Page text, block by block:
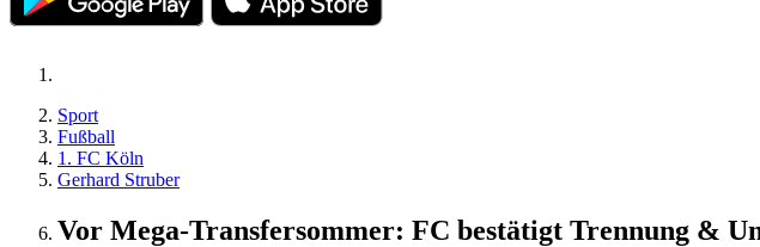
Sport
Fußball
1. FC Köln
Gerhard Struber
Vor Mega-Transfersommer: FC bestätigt Trennung &